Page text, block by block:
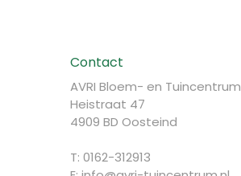
Contact
AVRI Bloem- en Tuincentrum
Heistraat 47
4909 BD Oosteind
T: 0162-312913